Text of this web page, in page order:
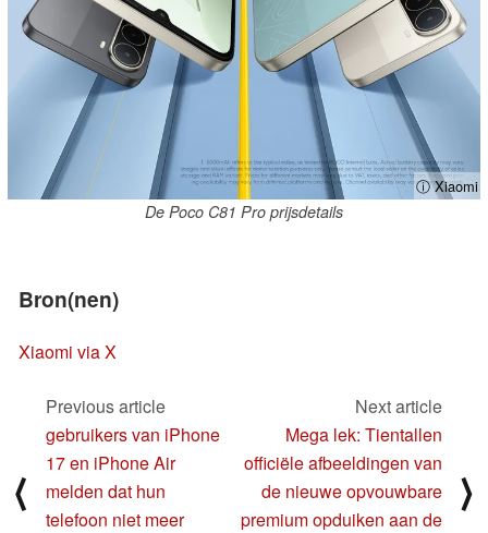
ⓘ Xiaomi
De Poco C81 Pro prijsdetails
Bron(nen)
Xiaomi via X
⟨
Previous article
gebruikers van iPhone
17 en iPhone Air
melden dat hun
telefoon niet meer
Next article
Mega lek: Tientallen
officiële afbeeldingen van
de nieuwe opvouwbare
premium opduiken aan de
⟩